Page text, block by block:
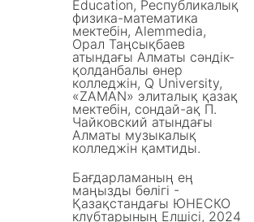
Education, Республикалық
физика-математика
мектебін, Alemmedia,
Орал Таңсықбаев
атындағы Алматы сәндік-
қолданбалы өнер
колледжін, Q University,
«ZAMAN» элиталық қазақ
мектебін, сондай-ақ П.
Чайковский атындағы
Алматы музыкалық
колледжін қамтиды.
Бағдарламаның ең
маңызды бөлігі -
Қазақстандағы ЮНЕСКО
клубтарының Елшісі, 2024